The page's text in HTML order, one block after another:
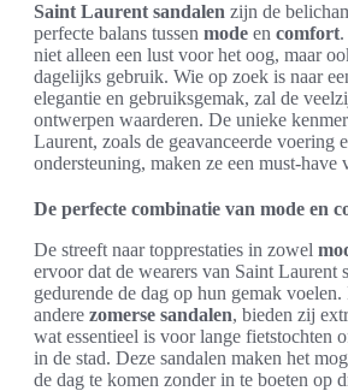
Saint Laurent sandalen zijn de
perfecte balans tussen mode en comfort
niet alleen een lust voor het oog, maar
dagelijks gebruik. Wie op zoek is naar
elegantie en gebruiksgemak, zal de
ontwerpen waarderen. De unieke
Laurent, zoals de geavanceerde voering
ondersteuning, maken ze een must-have
De perfecte combinatie van mode en
De streeft naar topprestaties in zowel
ervoor dat de wearers van Saint Laurent
gedurende de dag op hun gemak
andere zomerse sandalen, bieden zij
wat essentieel is voor lange fietstochten
in de stad. Deze sandalen maken het
de dag te komen zonder in te boeten op